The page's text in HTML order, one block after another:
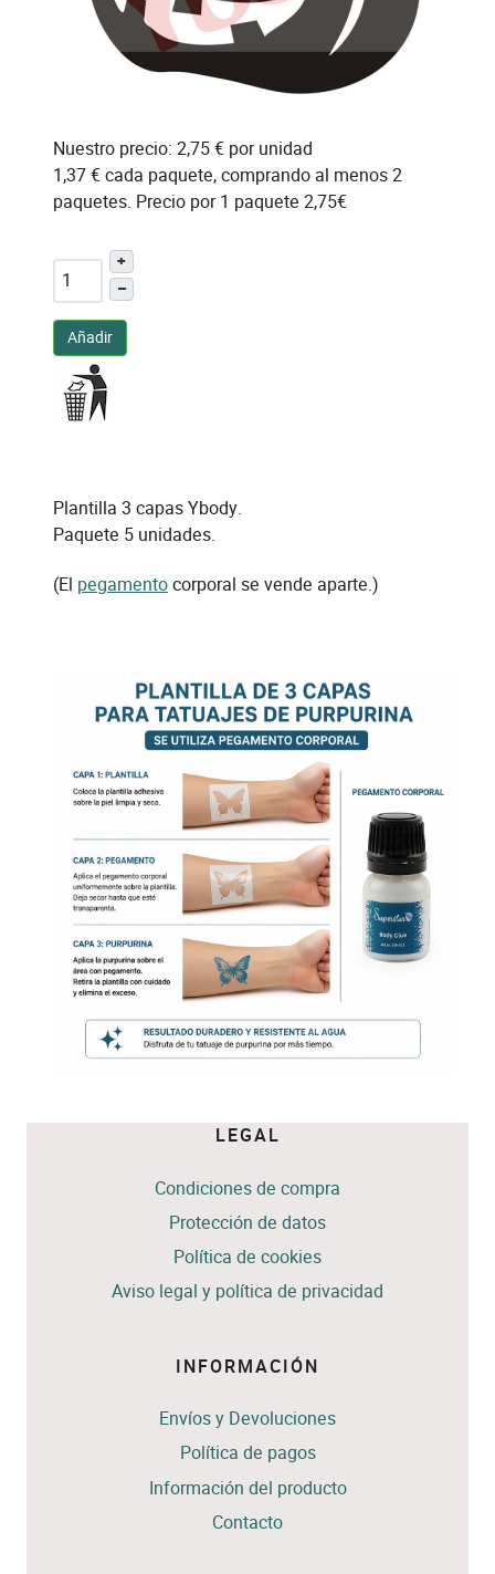
Nuestro precio: 2,75 € por unidad
1,37 €cada paquete, comprando al menos 2
paquetes. Precio por 1 paquete 2,75€
+
–
Añadir
Plantilla 3 capas Ybody.
Paquete 5 unidades.
(El pegamentocorporal se vende aparte.)
LEGAL
Condiciones de compra
Protección de datos
Política de cookies
Aviso legal y política de privacidad
INFORMACIÓN
Envíos y Devoluciones
Política de pagos
Información del producto
Contacto